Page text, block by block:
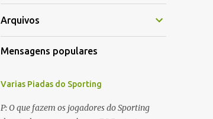
Arquivos
Mensagens populares
Varias Piadas do Sporting
P: O que fazem os jogadores do Sporting